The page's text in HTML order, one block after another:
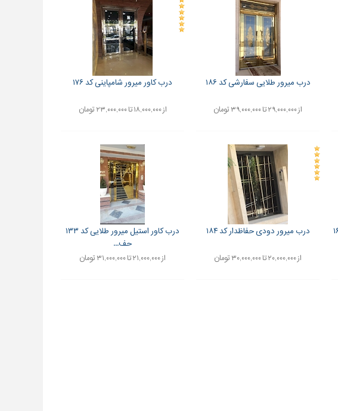
درب میرور طلایی سفارشی کد ۱۸۶
از ۲۹,۰۰۰,۰۰۰ تا ۳۹,۰۰۰,۰۰۰ تومان
درب کاور میرور شامپاینی کد ۱۷۶
از ۱۸,۰۰۰,۰۰۰ تا ۲۳,۰۰۰,۰۰۰ تومان
درب میرور دودی حفاظدار کد ۱۸۴
از ۲۰,۰۰۰,۰۰۰ تا ۳۰,۰۰۰,۰۰۰ تومان
درب کاور استیل میرور طلایی کد ۱۳۳
حف...
از ۲۱,۰۰۰,۰۰۰ تا ۳۱,۰۰۰,۰۰۰ تومان